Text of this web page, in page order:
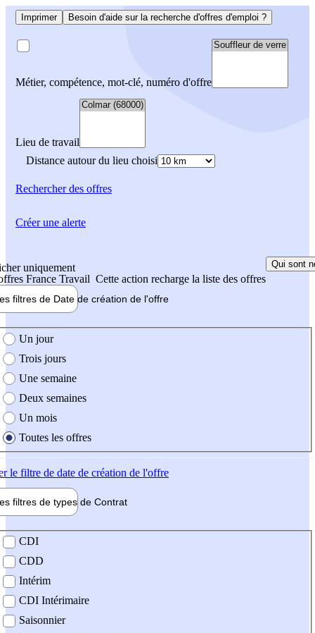
Imprimer Besoin d'aide sur la recherche d'offres d'emploi ?
Métier, compétence, mot-clé, numéro d'offre
Lieu de travail
Distance autour du lieu choisi
Rechercherdes offres
uniquement
France Travail Cette action recharge la liste des offres
Qui sont
filtres de Date de création de l'offre
création de l'offre
Un jour
Trois jours
Une semaine
Deux semaines
Un mois
Toutes les offres
le filtre de date de création de l'offre
filtres de types de Contrat
contrat
CDI
CDD
Intérim
CDI Intérimaire
Saisonnier
Créer une alerte